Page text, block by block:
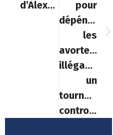
d’Alexandrie
pour
dépénaliser
les
avortements
illégaux,
un
tournant
controversé